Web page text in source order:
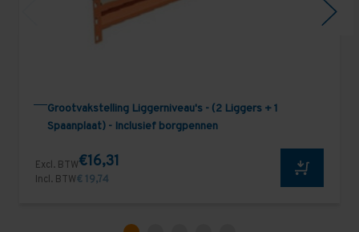
Grootvakstelling Liggerniveau's - (2 Liggers + 1
Spaanplaat) - Inclusief borgpennen
Excl. BTW€16,31
Incl. BTW€ 19,74